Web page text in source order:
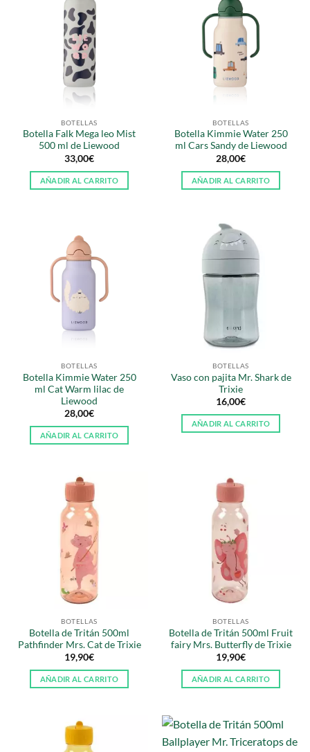
BOTELLAS
Botella Falk Mega leo Mist
500 ml de Liewood
33,00€
AÑADIR AL CARRITO
BOTELLAS
Botella Kimmie Water 250
ml Cars Sandy de Liewood
28,00€
AÑADIR AL CARRITO
BOTELLAS
Botella Kimmie Water 250
ml Cat Warm lilac de
Liewood
28,00€
AÑADIR AL CARRITO
BOTELLAS
Vaso con pajita Mr. Shark de
Trixie
16,00€
AÑADIR AL CARRITO
BOTELLAS
Botella de Tritán 500ml
Pathfinder Mrs. Cat de Trixie
19,90€
AÑADIR AL CARRITO
BOTELLAS
Botella de Tritán 500ml Fruit
fairy Mrs. Butterfly de Trixie
19,90€
AÑADIR AL CARRITO